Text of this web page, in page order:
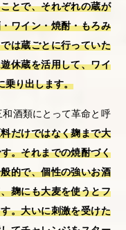
とで、それぞれの蔵が
ワイン・焼酎・もろみ
は蔵ごとに行っていた
休蔵を活用して、ワイ
乗り出します。
酒類にとって革命と呼
だけではなく麹まで大
。それまでの焼酎づく
的で、個性の強いお酒
麹にも大麦を使うとフ
。大いに刺激を受けた